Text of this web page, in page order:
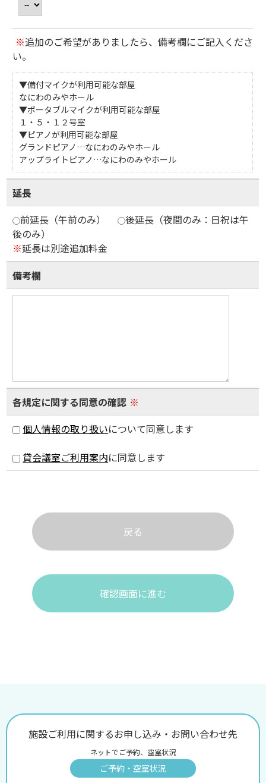
※追加のご希望がありましたら、備考欄にご記入くださ
い。
▼備付マイクが利用可能な部屋
なにわのみやホール
▼ポータブルマイクが利用可能な部屋
１・５・１２号室
▼ピアノが利用可能な部屋
グランドピアノ…なにわのみやホール
アップライトピアノ…なにわのみやホール
延長
前延長（午前のみ）
後延長（夜間のみ：日祝は午
後のみ）
※延長は別途追加料金
備考欄
各規定に関する同意の確認 ※
個人情報の取り扱いについて同意します
貸会議室ご利用案内に同意します
戻る
確認画面に進む
施設ご利用に関するお申し込み・お問い合わせ先
ネットでご予約、空室状況
ご予約・空室状況